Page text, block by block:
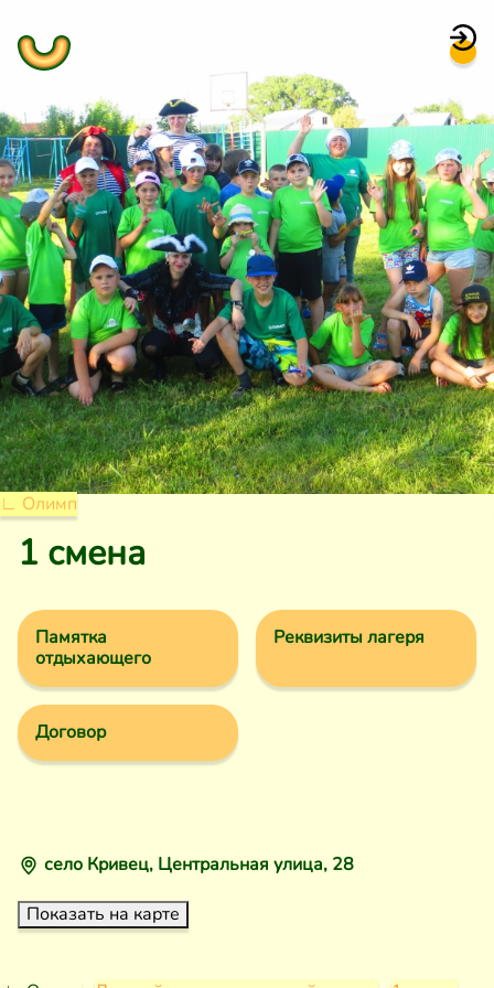
∟ Олимп
1 смена
Памятка
отдыхающего
Реквизиты лагеря
Договор
село Кривец, Центральная улица, 28
Показать на карте